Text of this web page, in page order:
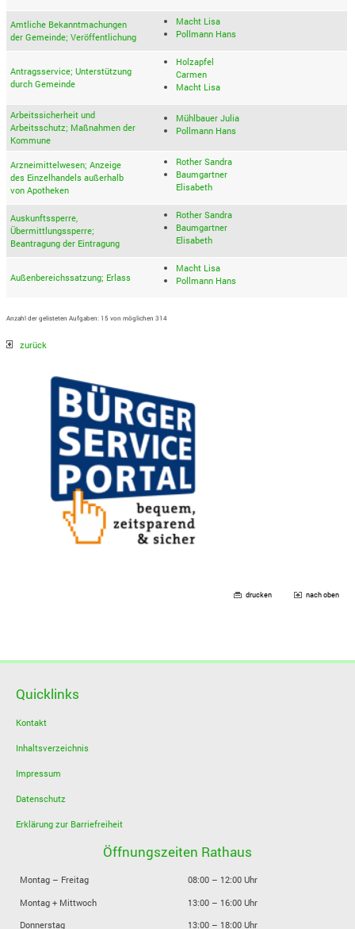
Amtliche Bekanntmachungen
der Gemeinde; Veröffentlichung
Macht Lisa
Pollmann Hans
Antragsservice; Unterstützung
durch Gemeinde
Holzapfel
Carmen
Macht Lisa
Arbeitssicherheit und
Arbeitsschutz; Maßnahmen der
Kommune
Mühlbauer Julia
Pollmann Hans
Arzneimittelwesen; Anzeige
des Einzelhandels außerhalb
von Apotheken
Rother Sandra
Baumgartner
Elisabeth
Auskunftssperre,
Übermittlungssperre;
Beantragung der Eintragung
Rother Sandra
Baumgartner
Elisabeth
Außenbereichssatzung; Erlass
Macht Lisa
Pollmann Hans
Anzahl der gelisteten Aufgaben: 15 von möglichen 314
zurück
drucken nach oben
Quicklinks
Kontakt
Inhaltsverzeichnis
Impressum
Datenschutz
Erklärung zur Barriefreiheit
Öffnungszeiten Rathaus
Montag – Freitag
08:00 – 12:00 Uhr
Montag + Mittwoch
13:00 – 16:00 Uhr
Donnerstag
13:00 – 18:00 Uhr